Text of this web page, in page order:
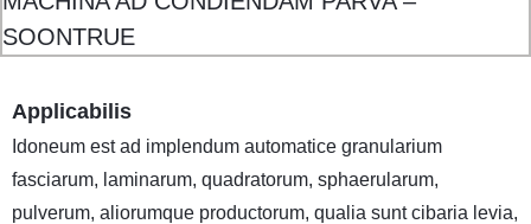
Applicabilis
Idoneum est ad implendum automatice granularium
fasciarum, laminarum, quadratorum, sphaerularum,
pulverum, aliorumque productorum, qualia sunt cibaria levia,